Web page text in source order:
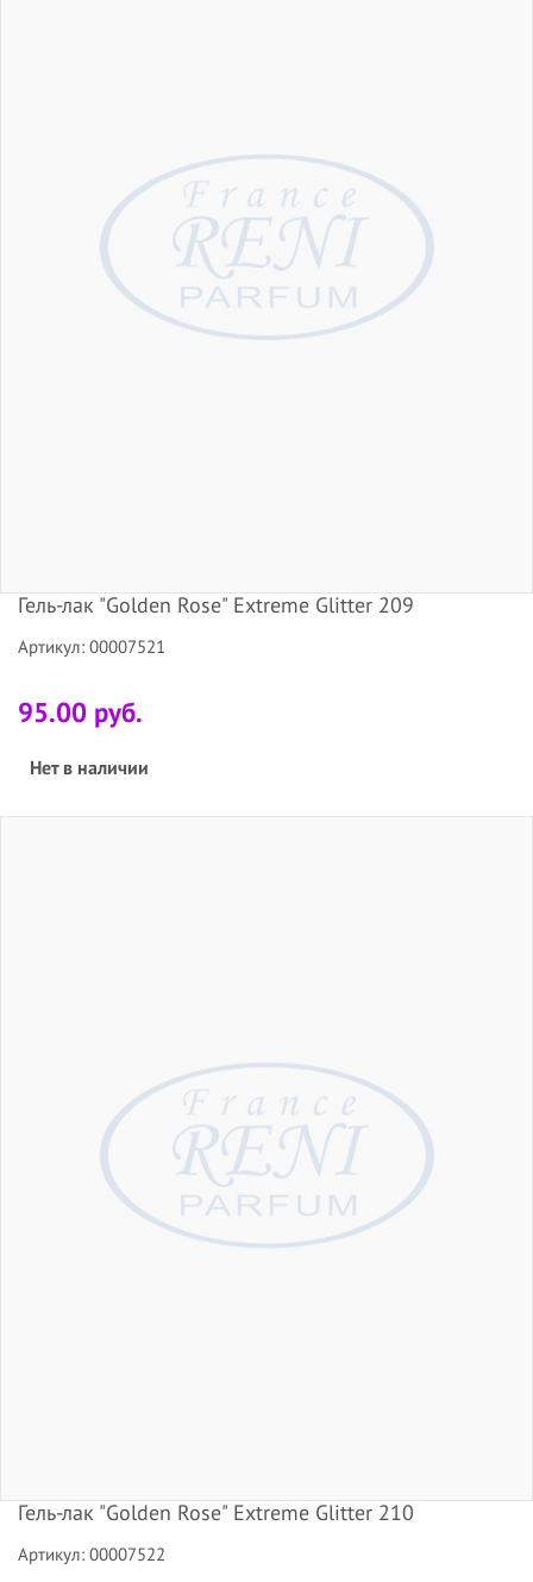
Гель-лак "Golden Rose" Extreme Glitter 209
Артикул: 00007521
95.00 руб.
Нет в наличии
Гель-лак "Golden Rose" Extreme Glitter 210
Артикул: 00007522